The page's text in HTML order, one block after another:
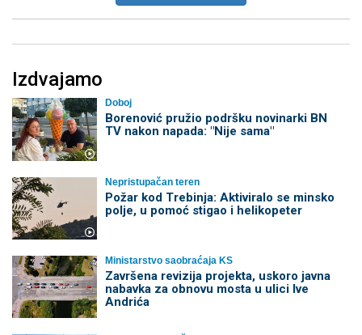
Izdvajamo
Doboj
Borenović pružio podršku novinarki BN
TV nakon napada: "Nije sama"
Nepristupačan teren
Požar kod Trebinja: Aktiviralo se minsko
polje, u pomoć stigao i helikopeter
Ministarstvo saobraćaja KS
Završena revizija projekta, uskoro javna
nabavka za obnovu mosta u ulici Ive
Andrića